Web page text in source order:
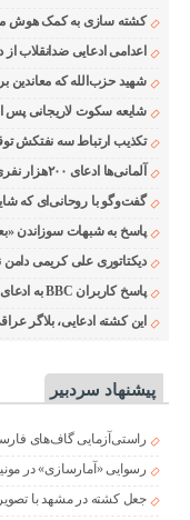
کشته سازی به کمک هوش
اعدامی ادعایی ضدانقلاب
شهید حزب‌الله که معاندین
شایعه سکوت لاریجانی پس
تکذیب ارتباط سه نفتکش
آلمانی‌ها ادعای ۲۰۰هزار نفری مونیخ را زیر سوال بردند
گفت‌وگو با روحانی‌ای که
پاسخ به شبهات سوزاندن
دیکتاتوری علی کریمی دامن
پاسخ کاربران BBC به ادعای ارژنگ امیرفضلی
این کشته ادعایی، بلاگر
پیشنهاد سردبیر
راستی‌آزمایی گاف‌های
رسوایی «آمارسازی» در
جعل کشته در مشهد با